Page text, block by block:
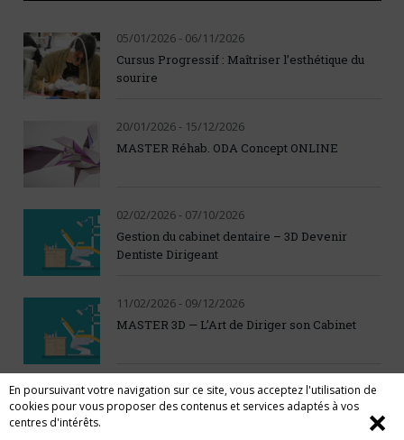
En poursuivant votre navigation sur ce site, vous acceptez l'utilisation de
cookies pour vous proposer des contenus et services adaptés à vos
centres d'intérêts.
❌
05/01/2026 - 06/11/2026
Cursus Progressif : Maîtriser l’esthétique du
sourire
20/01/2026 - 15/12/2026
MASTER Réhab. ODA Concept ONLINE
02/02/2026 - 07/10/2026
Gestion du cabinet dentaire – 3D Devenir
Dentiste Dirigeant
11/02/2026 - 09/12/2026
MASTER 3D — L’Art de Diriger son Cabinet
21/09/2026 - 23/09/2026
Live Patient : Le digital de A à Z du diagnostic à